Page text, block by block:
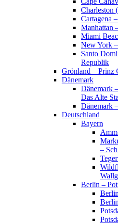
Charleston
Cartagena
Manhattan
Miami
New York
Santo
Republik
Grönland – Prinz
Dänemark
Dänemark
Das Alte
Dänemark
Deutschland
Bayern
–
Berlin –